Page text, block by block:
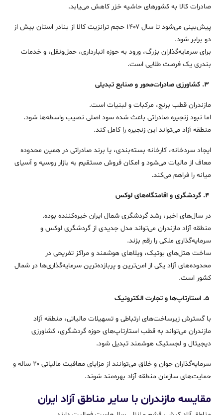
صادرات کالا به کشورهای حاشیه خزر کاهش می‌یابد.
پیش‌بینی می‌شود تا سال ۱۴۰۷ حجم ترانزیت کالا از بنادر استان بیش از
دو برابر شود.
برای سرمایه‌گذاران بزرگ، ورود به حوزه انبارداری، حمل‌ونقل، و خدمات
بندری یک فرصت طلایی است.
مازندران قطب برنج، مرکبات و لبنیات است.
اما نبود زنجیره صادراتی باعث شده سود اصلی نصیب واسطه‌ها شود.
منطقه آزاد می‌تواند این زنجیره را کامل کند.
ایجاد سردخانه، کارخانه بسته‌بندی، یا برند صادراتی در همین محدوده
معاف از مالیات می‌شود و امکان فروش مستقیم به بازار روسیه و آسیای
میانه را فراهم می‌کند.
در سال‌های اخیر، رشد گردشگری شمال ایران خیره‌کننده بوده.
منطقه آزاد مازندران می‌تواند مدل جدیدی از گردشگری لوکس و
سرمایه‌گذاری ملکی را رقم بزند.
ساخت هتل‌های بوتیک، ویلاهای هوشمند و مراکز تفریحی در
محدوده‌های آزاد یکی از امن‌ترین و پربازده‌ترین سرمایه‌گذاری‌ها در شمال
کشور است.
۵. استارتاپ‌ها و تجارت الکترونیک
با گسترش زیرساخت‌های ارتباطی و تسهیلات مالیاتی، منطقه آزاد
مازندران می‌تواند به قطب استارتاپ‌های حوزه گردشگری، کشاورزی
دیجیتال و لجستیک هوشمند تبدیل شود.
سرمایه‌گذاران جوان و خلاق می‌توانند از مزایای معافیت مالیاتی ۲۰ ساله و
حمایت‌های سازمان منطقه آزاد بهره‌مند شوند.
مقایسه مازندران با سایر مناطق آزاد ایران